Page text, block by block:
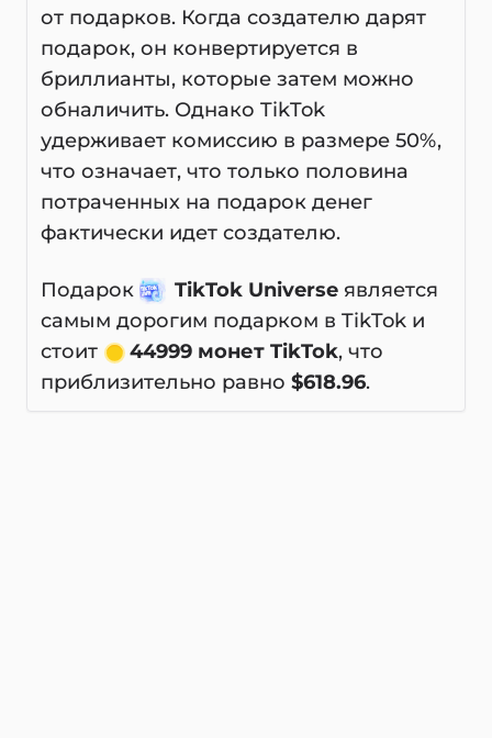
от подарков. Когда создателю дарят
подарок, он конвертируется в
бриллианты, которые затем можно
обналичить. Однако TikTok
удерживает комиссию в размере 50%,
что означает, что только половина
потраченных на подарок денег
фактически идет создателю.
Подарок TikTok Universe является
самым дорогим подарком в TikTok и
стоит
44999 монет TikTok, что
приблизительно равно $618.96.